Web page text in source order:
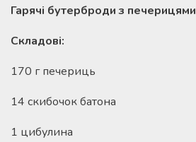
Гарячі бутерброди з печерицями
Складові:
170 г печериць
14 скибочок батона
1 цибулина